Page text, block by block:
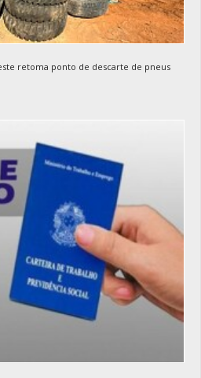
retoma ponto de descarte de pneus